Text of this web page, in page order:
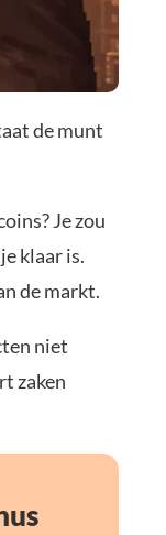
de munt
Je zou
klaar is.
de markt.
niet
zaken